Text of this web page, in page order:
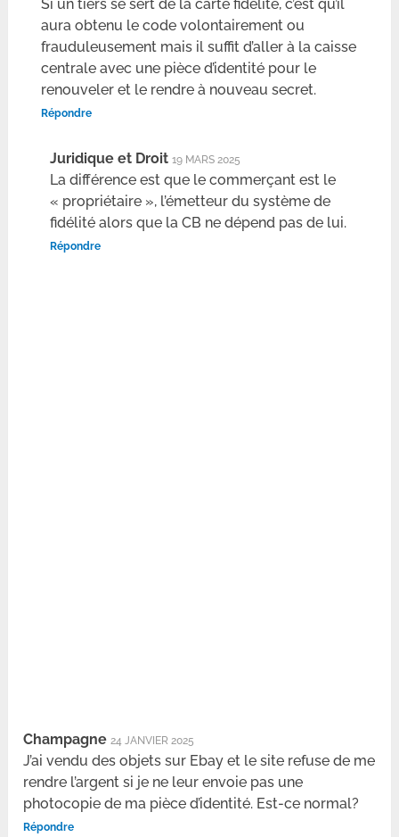
Si un tiers se sert de la carte fidélité, c’est qu’il
aura obtenu le code volontairement ou
frauduleusement mais il suffit d’aller à la caisse
centrale avec une pièce d’identité pour le
renouveler et le rendre à nouveau secret.
Répondre
Juridique et Droit 19 MARS 2025
La différence est que le commerçant est le
« propriétaire », l’émetteur du système de
fidélité alors que la CB ne dépend pas de lui.
Répondre
Champagne 24 JANVIER 2025
J’ai vendu des objets sur Ebay et le site refuse de me
rendre l’argent si je ne leur envoie pas une
photocopie de ma pièce d’identité. Est-ce normal?
Répondre